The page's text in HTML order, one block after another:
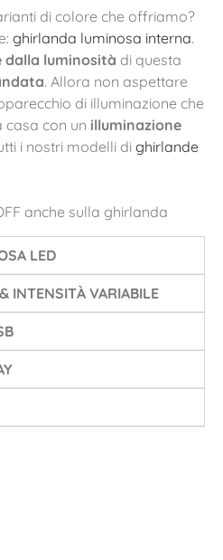
di colore che offriamo?
ghirlanda luminosa interna.
dalla luminosità di questa
. Allora non aspettare
di illuminazione che
casa con un illuminazione
i nostri modelli di ghirlande
anche sulla ghirlanda
LED
INTENSITÀ VARIABILE